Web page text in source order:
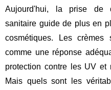
Aujourd'hui, la prise de
sanitaire guide de plus en
cosmétiques. Les
comme une réponse
protection contre les UV et
Mais quels sont les